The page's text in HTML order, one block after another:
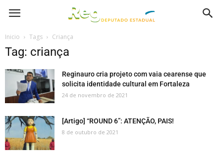
Inicio Tags Criança
Tag: criança
Reginauro cria projeto com vaia cearense que
solicita identidade cultural em Fortaleza
24 de novembro de 2021
[Artigo] “ROUND 6”: ATENÇÃO, PAIS!
8 de outubro de 2021